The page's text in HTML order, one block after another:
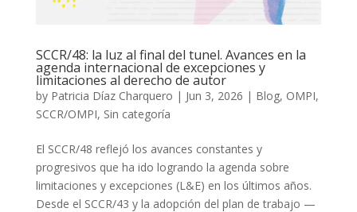
SCCR/48: la luz al final del tunel. Avances en la
agenda internacional de excepciones y
limitaciones al derecho de autor
by Patricia Díaz Charquero | Jun 3, 2026 | Blog, OMPI,
SCCR/OMPI, Sin categoría
El SCCR/48 reflejó los avances constantes y
progresivos que ha ido logrando la agenda sobre
limitaciones y excepciones (L&E) en los últimos años.
Desde el SCCR/43 y la adopción del plan de trabajo —